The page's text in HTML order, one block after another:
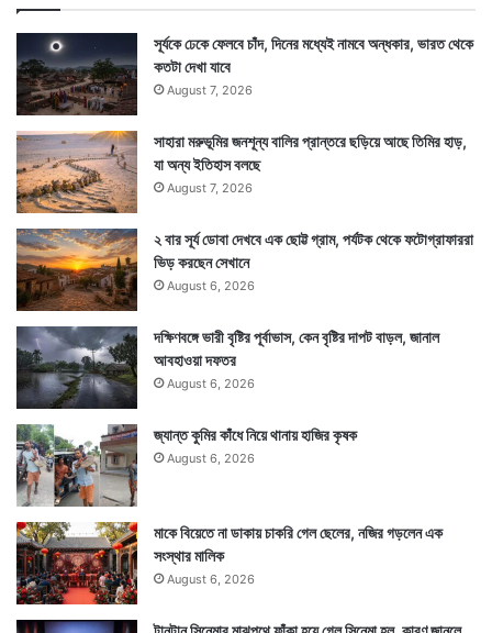
সূর্যকে ঢেকে ফেলবে চাঁদ, দিনের মধ্যেই নামবে অন্ধকার, ভারত থেকে
কতটা দেখা যাবে
August 7, 2026
সাহারা মরুভূমির জনশূন্য বালির প্রান্তরে ছড়িয়ে আছে তিমির হাড়,
যা অন্য ইতিহাস বলছে
August 7, 2026
২ বার সূর্য ডোবা দেখবে এক ছোট্ট গ্রাম, পর্যটক থেকে ফটোগ্রাফাররা
ভিড় করছেন সেখানে
August 6, 2026
দক্ষিণবঙ্গে ভারী বৃষ্টির পূর্বাভাস, কেন বৃষ্টির দাপট বাড়ল, জানাল
আবহাওয়া দফতর
August 6, 2026
জ্যান্ত কুমির কাঁধে নিয়ে থানায় হাজির কৃষক
August 6, 2026
মাকে বিয়েতে না ডাকায় চাকরি গেল ছেলের, নজির গড়লেন এক
সংস্থার মালিক
August 6, 2026